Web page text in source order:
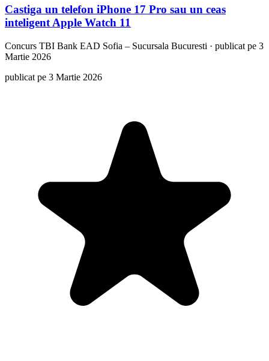
Castiga un telefon iPhone 17 Pro sau un ceas
inteligent Apple Watch 11
Concurs TBI Bank EAD Sofia – Sucursala Bucuresti · publicat pe 3
Martie 2026
publicat pe 3 Martie 2026